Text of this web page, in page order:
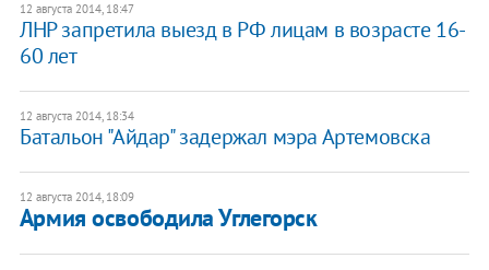
12 августа 2014, 18:47
ЛНР запретила выезд в РФ лицам в возрасте 16-
60 лет
12 августа 2014, 18:34
Батальон "Айдар" задержал мэра Артемовска
12 августа 2014, 18:09
Армия освободила Углегорск